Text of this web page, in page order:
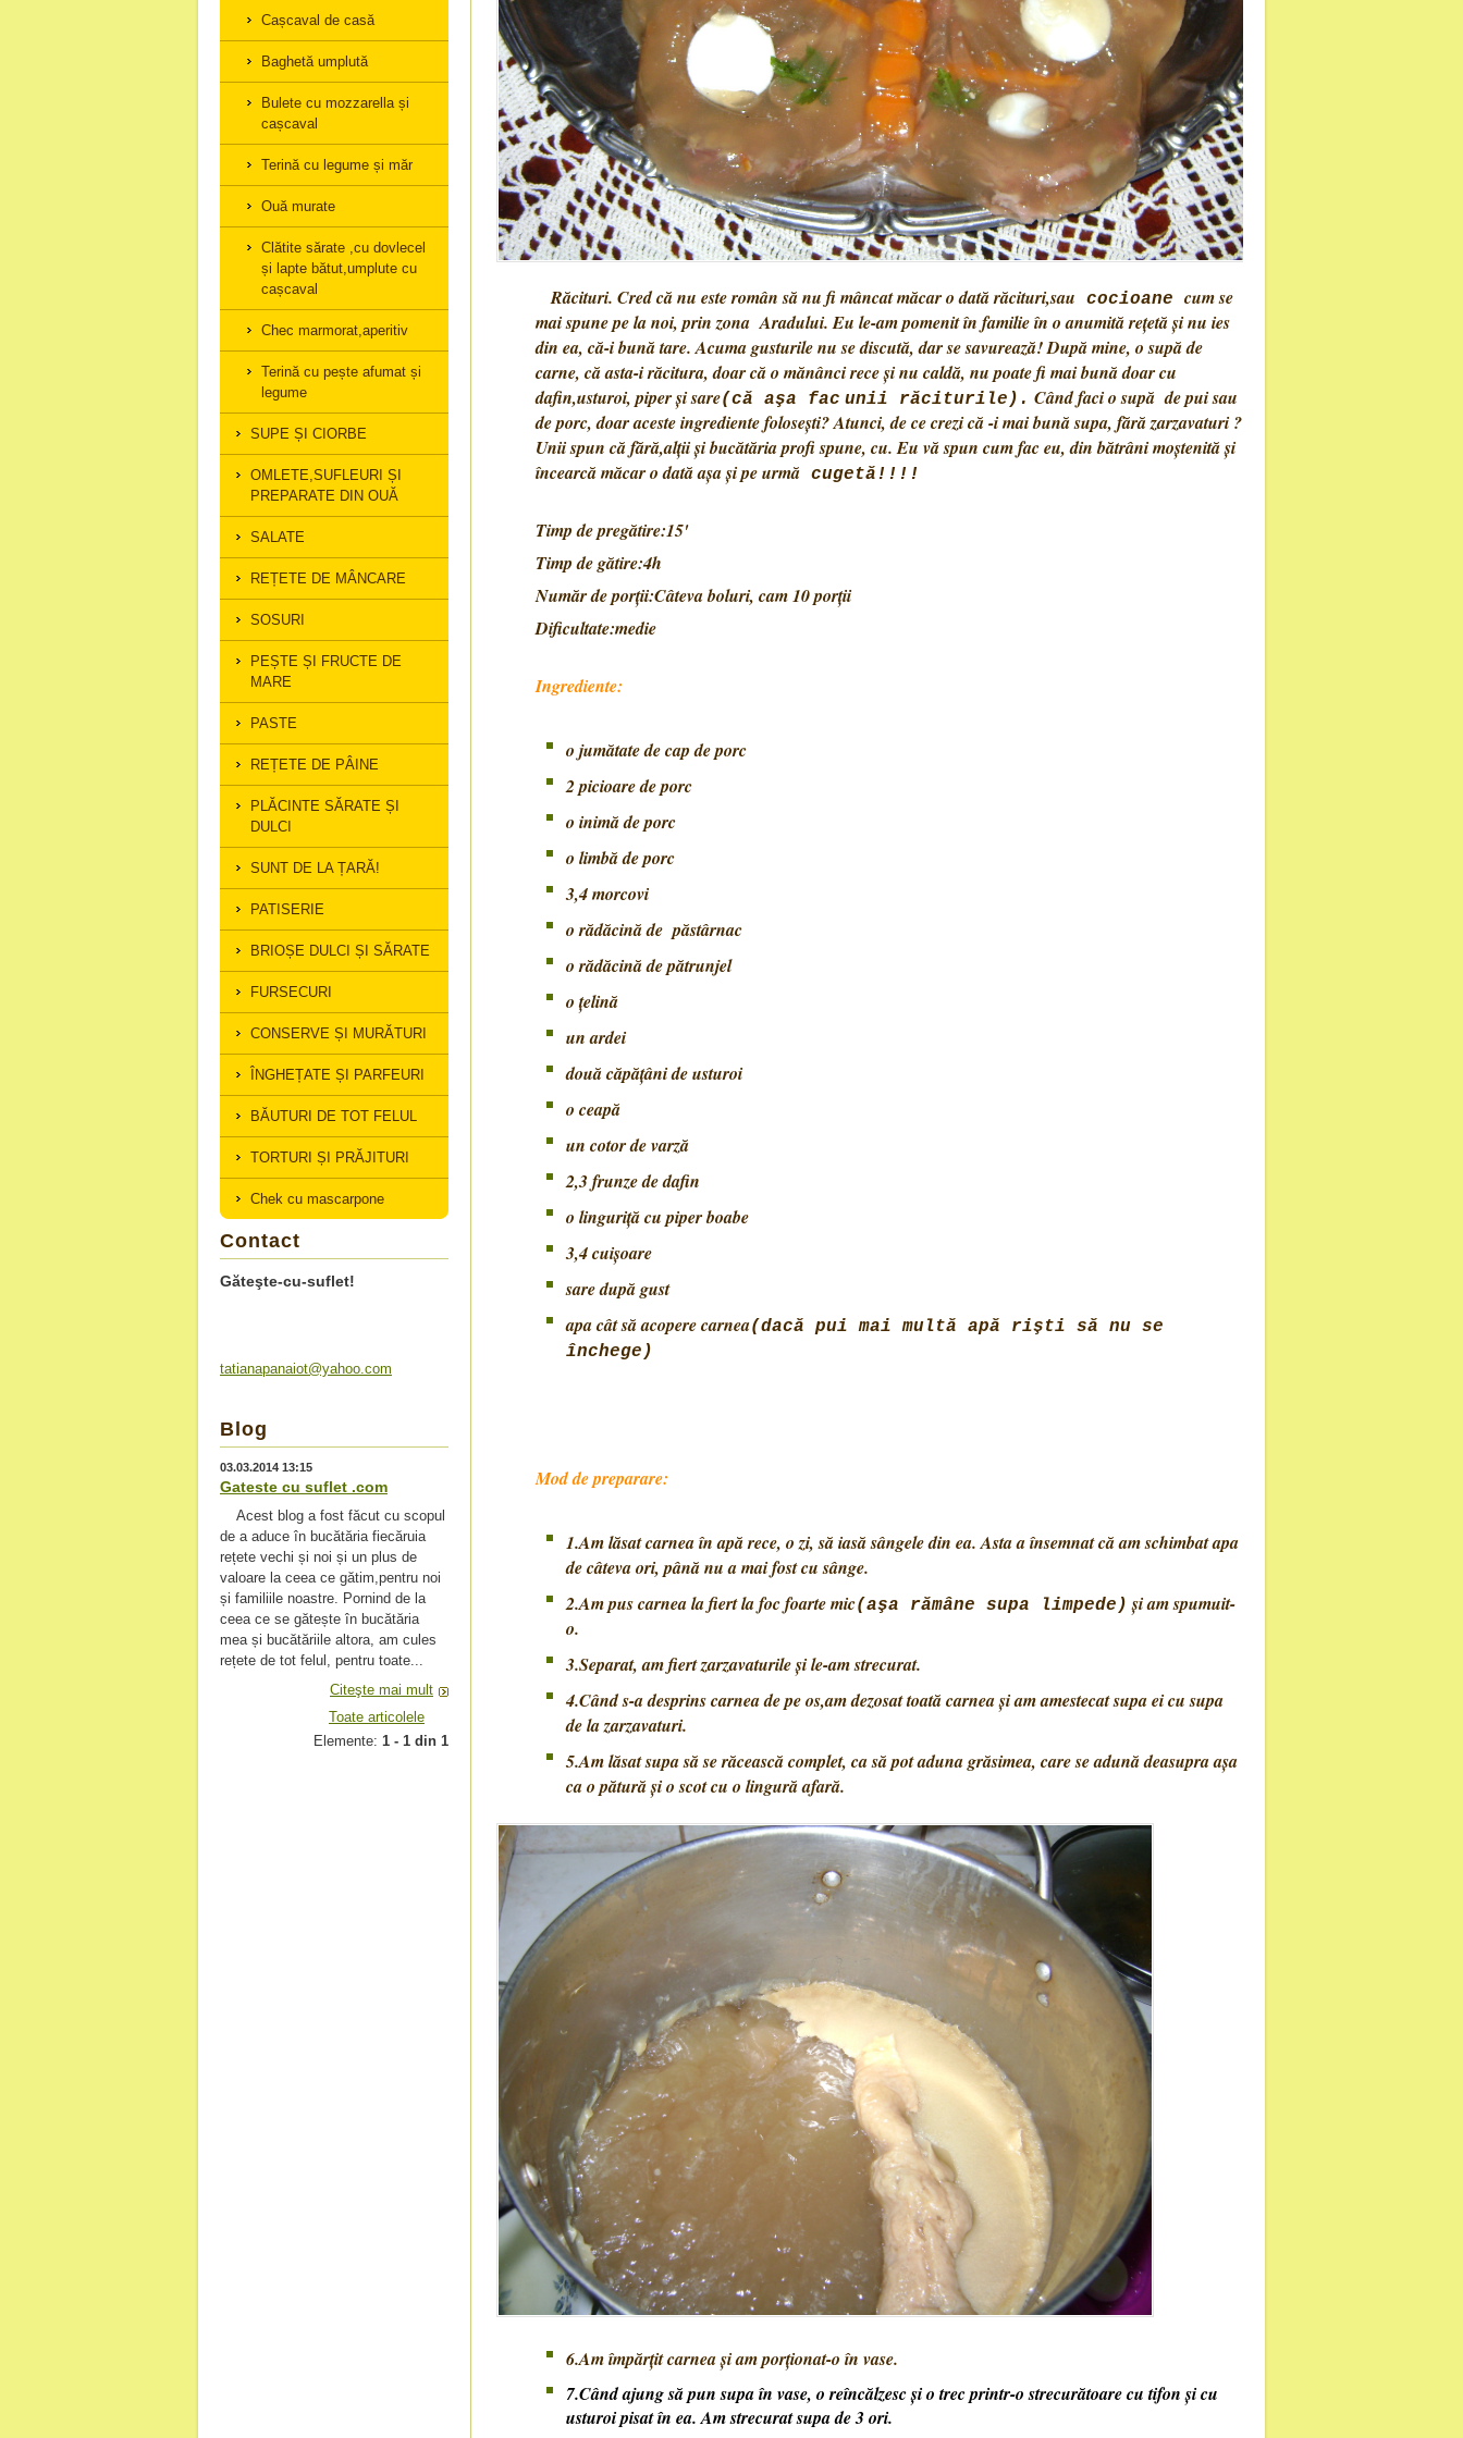
Răcituri. Cred că nu este român să nu fi mâncat măcar o dată răcituri,sau cocioane cum se
mai spune pe la noi, prin zona Aradului. Eu le-am pomenit în familie în o anumită reţetă şi nu ies
din ea, că-i bună tare. Acuma gusturile nu se discută, dar se savurează! După mine, o supă de
carne, că asta-i răcitura, doar că o mănânci rece şi nu caldă, nu poate fi mai bună doar cu
dafin,usturoi, piper şi sare(că aşa fac unii răciturile). Când faci o supă de pui sau
de porc, doar aceste ingrediente foloseşti? Atunci, de ce crezi că -i mai bună supa, fără zarzavaturi ?
Unii spun că fără,alţii şi bucătăria profi spune, cu. Eu vă spun cum fac eu, din bătrâni moştenită şi
încearcă măcar o dată aşa şi pe urmă cugetă!!!!
Timp de pregătire:15'
Timp de gătire:4h
Număr de porţii:Câteva boluri, cam 10 porţii
Dificultate:medie
Ingrediente:
o jumătate de cap de porc
2 picioare de porc
o inimă de porc
o limbă de porc
3,4 morcovi
o rădăcină de păstârnac
o rădăcină de pătrunjel
o ţelină
un ardei
două căpăţâni de usturoi
o ceapă
un cotor de varză
2,3 frunze de dafin
o linguriţă cu piper boabe
3,4 cuişoare
sare după gust
apa cât să acopere carnea(dacă pui mai multă apă rişti să nu se
închege)
Mod de preparare:
1.Am lăsat carnea în apă rece, o zi, să iasă sângele din ea. Asta a însemnat că am schimbat apa
de câteva ori, până nu a mai fost cu sânge.
2.Am pus carnea la fiert la foc foarte mic(aşa rămâne supa limpede) şi am spumuit-
o.
3.Separat, am fiert zarzavaturile şi le-am strecurat.
4.Când s-a desprins carnea de pe os,am dezosat toată carnea şi am amestecat supa ei cu supa
de la zarzavaturi.
5.Am lăsat supa să se răcească complet, ca să pot aduna grăsimea, care se adună deasupra așa
ca o pătură şi o scot cu o lingură afară.
6.Am împărţit carnea şi am porţionat-o în vase.
7.Când ajung să pun supa în vase, o reîncălzesc şi o trec printr-o strecurătoare cu tifon și cu
usturoi pisat în ea. Am strecurat supa de 3 ori.
Cașcaval de casă
Baghetă umplută
Bulete cu mozzarella și
cașcaval
Terină cu legume și măr
Ouă murate
Clătite sărate ,cu dovlecel
și lapte bătut,umplute cu
cașcaval
Chec marmorat,aperitiv
Terină cu pește afumat și
legume
SUPE ȘI CIORBE
OMLETE,SUFLEURI ȘI
PREPARATE DIN OUĂ
SALATE
REȚETE DE MÂNCARE
SOSURI
PEȘTE ȘI FRUCTE DE
MARE
PASTE
REȚETE DE PÂINE
PLĂCINTE SĂRATE ȘI
DULCI
SUNT DE LA ȚARĂ!
PATISERIE
BRIOȘE DULCI ȘI SĂRATE
FURSECURI
CONSERVE ȘI MURĂTURI
ÎNGHEȚATE ȘI PARFEURI
BĂUTURI DE TOT FELUL
TORTURI ȘI PRĂJITURI
Chek cu mascarpone
Contact
Găteşte-cu-suflet!
tatianapanaiot@yahoo.com
Blog
03.03.2014 13:15
Gateste cu suflet .com
Acest blog a fost făcut cu scopul
de a aduce în bucătăria fiecăruia
rețete vechi și noi și un plus de
valoare la ceea ce gătim,pentru noi
și familiile noastre. Pornind de la
ceea ce se gătește în bucătăria
mea și bucătăriile altora, am cules
rețete de tot felul, pentru toate...
Citeşte mai mult
Toate articolele
Elemente: 1 - 1 din 1